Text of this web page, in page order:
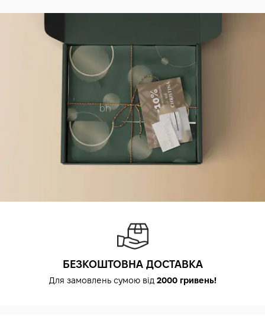
БЕЗКОШТОВНА ДОСТАВКА
Для замовлень сумою від 2000 гривень!